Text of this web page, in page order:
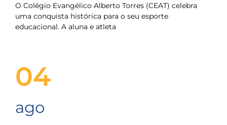
O Colégio Evangélico Alberto Torres (CEAT) celebra
uma conquista histórica para o seu esporte
educacional. A aluna e atleta
04
ago